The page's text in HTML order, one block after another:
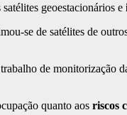
geoestacionários e
se de satélites de
de monitorização
quanto aos riscos